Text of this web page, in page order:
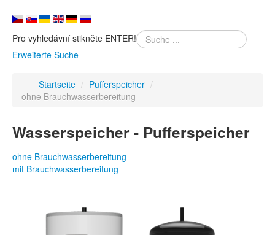
Pro vyhledávní stikněte ENTER!
Erweiterte Suche
Startseite / Pufferspeicher /
ohne Brauchwasserbereitung
Wasserspeicher - Pufferspeicher
ohne Brauchwasserbereitung
mit Brauchwasserbereitung